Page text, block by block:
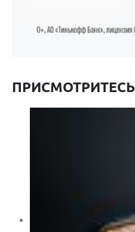
ПРИСМОТРИТЕСЬ